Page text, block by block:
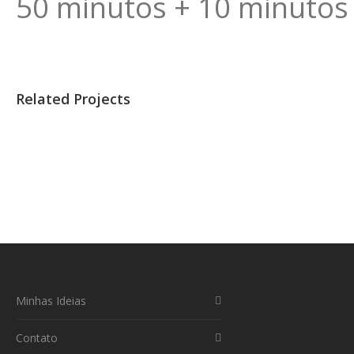
Related Projects
Minhas Ideias
Contato